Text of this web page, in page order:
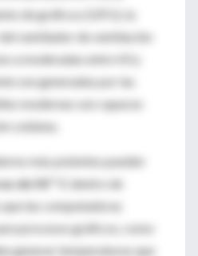
de gráficos (GPU), la
ventilador de ventilación
a moderadas entre 43 y
son generadas por las
modernas son capaces
cutánea.
más potentes pueden
de 50 º C
dentro de
las computadoras
procesos gráficos, como
generar temperaturas que